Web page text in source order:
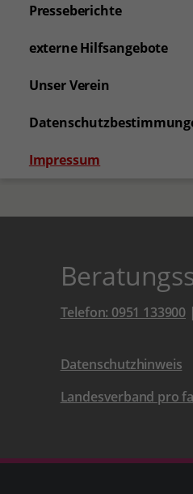
Presseberichte
externe Hilfsangebote
Unser Verein
Impressum
Telefon: 0951 133900 |
Datenschutzhinweis
Landesverband pro